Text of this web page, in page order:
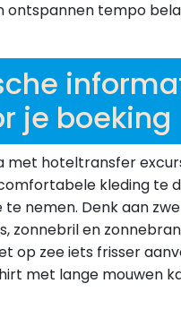
ontspannen tempo
je boeking
met hoteltransfer
kleding te
nemen. Denk aan
zonnebril en
op zee iets frisser
met lange mouwen